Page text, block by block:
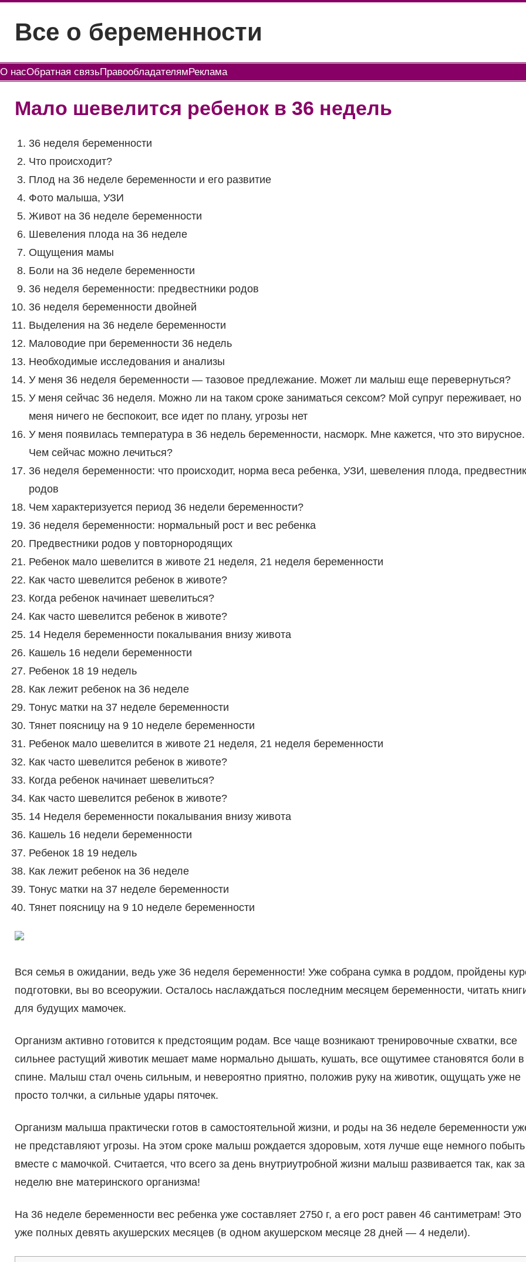
содержимому
Все о беременности
О насОбратная связьПравообладателямРеклама
Мало шевелится ребенок в 36 недель
36 неделя беременности
Что происходит?
Плод на 36 неделе беременности и его развитие
Фото малыша, УЗИ
Живот на 36 неделе беременности
Шевеления плода на 36 неделе
Ощущения мамы
Боли на 36 неделе беременности
36 неделя беременности: предвестники родов
36 неделя беременности двойней
Выделения на 36 неделе беременности
Маловодие при беременности 36 недель
Необходимые исследования и анализы
У меня 36 неделя беременности — тазовое предлежание. Может ли малыш еще перевернуться?
У меня сейчас 36 неделя. Можно ли на таком сроке заниматься сексом? Мой супруг переживает, но
меня ничего не беспокоит, все идет по плану, угрозы нет
У меня появилась температура в 36 недель беременности, насморк. Мне кажется, что это вирусное.
Чем сейчас можно лечиться?
36 неделя беременности: что происходит, норма веса ребенка, УЗИ, шевеления плода,
родов
Чем характеризуется период 36 недели беременности?
36 неделя беременности: нормальный рост и вес ребенка
Предвестники родов у повторнородящих
Ребенок мало шевелится в животе 21 неделя, 21 неделя беременности
Как часто шевелится ребенок в животе?
Когда ребенок начинает шевелиться?
Как часто шевелится ребенок в животе?
14 Неделя беременности покалывания внизу живота
Кашель 16 недели беременности
Ребенок 18 19 недель
Как лежит ребенок на 36 неделе
Тонус матки на 37 неделе беременности
Тянет поясницу на 9 10 неделе беременности
Ребенок мало шевелится в животе 21 неделя, 21 неделя беременности
Как часто шевелится ребенок в животе?
Когда ребенок начинает шевелиться?
Как часто шевелится ребенок в животе?
14 Неделя беременности покалывания внизу живота
Кашель 16 недели беременности
Ребенок 18 19 недель
Как лежит ребенок на 36 неделе
Тонус матки на 37 неделе беременности
Тянет поясницу на 9 10 неделе беременности
Вся семья в ожидании, ведь уже 36 неделя беременности! Уже собрана сумка в роддом, пройдены
подготовки, вы во всеоружии. Осталось наслаждаться последним месяцем беременности, читать
для будущих мамочек.
Организм активно готовится к предстоящим родам. Все чаще возникают тренировочные схватки, все
сильнее растущий животик мешает маме нормально дышать, кушать, все ощутимее становятся боли в
спине. Малыш стал очень сильным, и невероятно приятно, положив руку на животик, ощущать уже не
просто толчки, а сильные удары пяточек.
Организм малыша практически готов в самостоятельной жизни, и роды на 36 неделе беременности
не представляют угрозы. На этом сроке малыш рождается здоровым, хотя лучше еще немного побыть
вместе с мамочкой. Считается, что всего за день внутриутробной жизни малыш развивается так, как за
неделю вне материнского организма!
На 36 неделе беременности вес ребенка уже составляет 2750 г, а его рост равен 46 сантиметрам! Это
уже полных девять акушерских месяцев (в одном акушерском месяце 28 дней — 4 недели).